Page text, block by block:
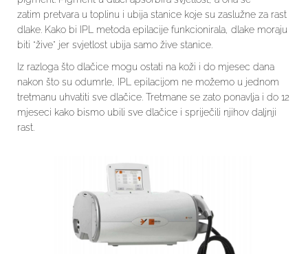
zatim pretvara u toplinu i ubija stanice koje su zaslužne za rast
dlake. Kako bi IPL metoda epilacije funkcionirala, dlake moraju
biti “žive” jer svjetlost ubija samo žive stanice.
Iz razloga što dlačice mogu ostati na koži i do mjesec dana
nakon što su odumrle, IPL epilacijom ne možemo u jednom
tretmanu uhvatiti sve dlačice. Tretmane se zato ponavlja i do 12
mjeseci kako bismo ubili sve dlačice i spriječili njihov daljnji
rast.